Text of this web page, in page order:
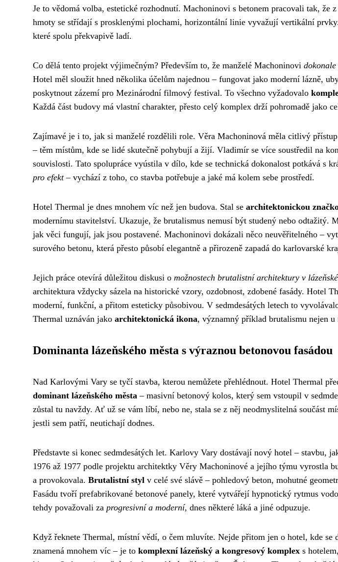
Je to vědomá volba, estetické rozhodnutí. Machoninovi s betonem pracovali tak, že
hmoty se střídají s prosklenými plochami, horizontální linie vyvažují vertikální
které spolu překvapivě ladí.
Co dělá tento projekt výjimečným? Především to, že manželé Machoninovi
Hotel měl sloužit hned několika účelům najednou – fungovat jako moderní lázně,
poskytnout zázemí pro Mezinárodní filmový festival. To všechno vyžadovalo
Každá část budovy má vlastní charakter, přesto celý komplex drží pohromadě jako
Zajímavé je i to, jak si manželé rozdělili role. Věra Machoninová měla citlivý
– těm místům, kde se lidé skutečně pohybují a žijí. Vladimír se více soustředil na
souvislosti. Tato spolupráce vyústila v dílo, kde se technická dokonalost potkává s
pro efekt– vychází z toho, co stavba potřebuje a jaké má kolem sebe prostředí.
Hotel Thermal je dnes mnohem víc než jen budova. Stal se architektonickou
modernímu stavitelství. Ukazuje, že brutalismus nemusí být studený nebo odtažitý.
jak věci fungují, jak jsou postavené. Machoninovi dokázali něco neuvěřitelného –
surového betonu, která přesto působí elegantně a přirozeně zapadá do karlovarské
Jejich práce otevírá důležitou diskusi o možnostech brutalistní architektury v
architektura vždycky sázela na historické vzory, ozdobnost, zdobené fasády. Hotel
moderní, funkční, a přitom esteticky působivou. V sedmdesátých letech to
Thermal uznáván jako architektonická ikona, významný příklad brutalismu nejen u
Dominanta lázeňského města s výraznou betonovou fasádou
Nad Karlovými Vary se tyčí stavba, kterou nemůžete přehlédnout. Hotel Thermal
dominant lázeňského města – masivní betonový kolos, který sem vstoupil v
zůstal tu navždy. Ať už se vám líbí, nebo ne, stala se z něj neodmyslitelná součást
jestli sem patří, neutichají dodnes.
Představte si konec sedmdesátých let. Karlovy Vary dostávají nový hotel – stavbu,
1976 až 1977 podle projektu architektky Věry Machoninové a jejího týmu vyrostla
a provokovala. Brutalistní styl v celé své slávě – pohledový beton, mohutné
Fasádu tvoří prefabrikované betonové panely, které vytvářejí hypnotický rytmus
tehdy považovali za progresivní a moderní, dnes některé láká a jiné odpuzuje.
Když řeknete Thermal, místní vědí, o čem mluvíte. Nejde přitom jen o hotel, kde se
znamená mnohem víc – je to komplexní lázeňský a kongresový komplex s